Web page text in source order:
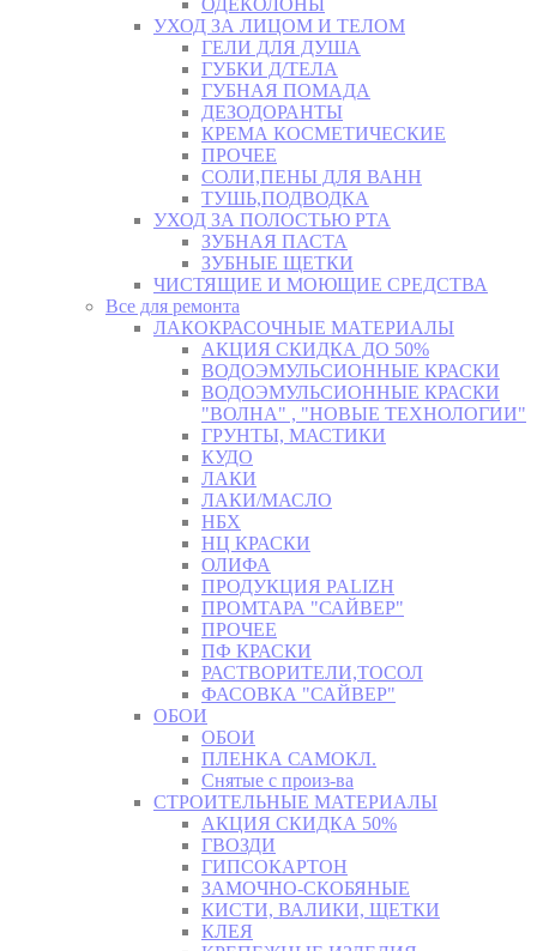
ОДЕКОЛОНЫ
УХОД ЗА ЛИЦОМ И ТЕЛОМ
ГЕЛИ ДЛЯ ДУША
ГУБКИ Д/ТЕЛА
ГУБНАЯ ПОМАДА
ДЕЗОДОРАНТЫ
КРЕМА КОСМЕТИЧЕСКИЕ
ПРОЧЕЕ
СОЛИ,ПЕНЫ ДЛЯ ВАНН
ТУШЬ,ПОДВОДКА
УХОД ЗА ПОЛОСТЬЮ РТА
ЗУБНАЯ ПАСТА
ЗУБНЫЕ ЩЕТКИ
ЧИСТЯЩИЕ И МОЮЩИЕ СРЕДСТВА
Все для ремонта
ЛАКОКРАСОЧНЫЕ МАТЕРИАЛЫ
АКЦИЯ СКИДКА ДО 50%
ВОДОЭМУЛЬСИОННЫЕ КРАСКИ
ВОДОЭМУЛЬСИОННЫЕ КРАСКИ
"ВОЛНА" , "НОВЫЕ ТЕХНОЛОГИИ"
ГРУНТЫ, МАСТИКИ
КУДО
ЛАКИ
ЛАКИ/МАСЛО
НБХ
НЦ КРАСКИ
ОЛИФА
ПРОДУКЦИЯ PALIZH
ПРОМТАРА "САЙВЕР"
ПРОЧЕЕ
ПФ КРАСКИ
РАСТВОРИТЕЛИ,ТОСОЛ
ФАСОВКА "САЙВЕР"
ОБОИ
ОБОИ
ПЛЕНКА САМОКЛ.
Снятые с произ-ва
СТРОИТЕЛЬНЫЕ МАТЕРИАЛЫ
АКЦИЯ СКИДКА 50%
ГВОЗДИ
ГИПСОКАРТОН
ЗАМОЧНО-СКОБЯНЫЕ
КИСТИ, ВАЛИКИ, ЩЕТКИ
КЛЕЯ